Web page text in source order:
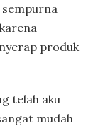
produk
telah aku
mudah